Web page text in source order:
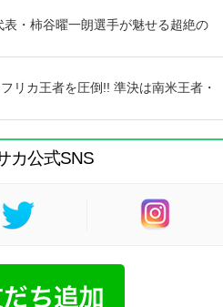
・柿谷曜一朗選手が魅せる超絶の
リカ王者を圧倒!! 準決は南米王者・
カ公式SNS